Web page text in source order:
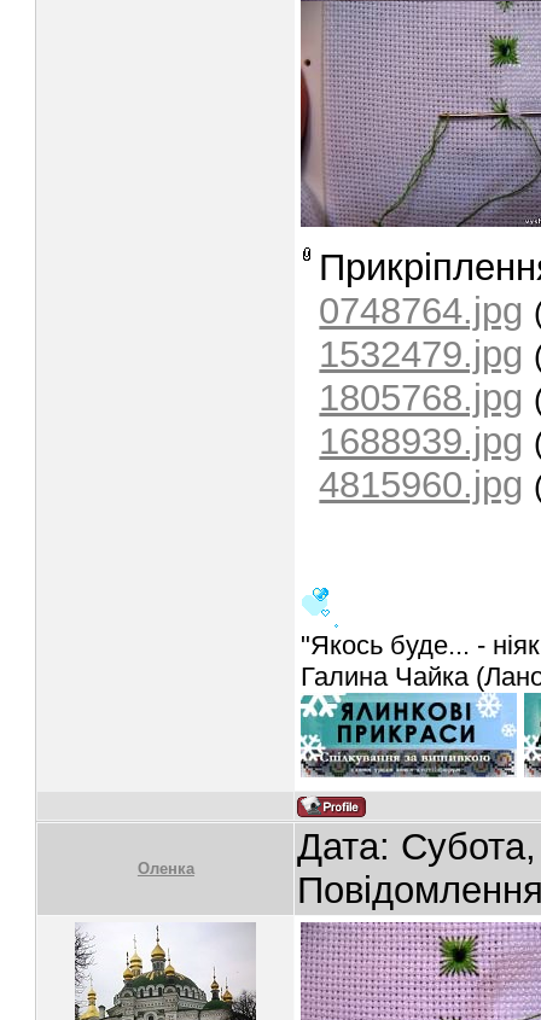
0748764.jpg
1532479.jpg
1805768.jpg
1688939.jpg
4815960.jpg
"Якось буде... -
Галина Чайка
Oленка
Дата: